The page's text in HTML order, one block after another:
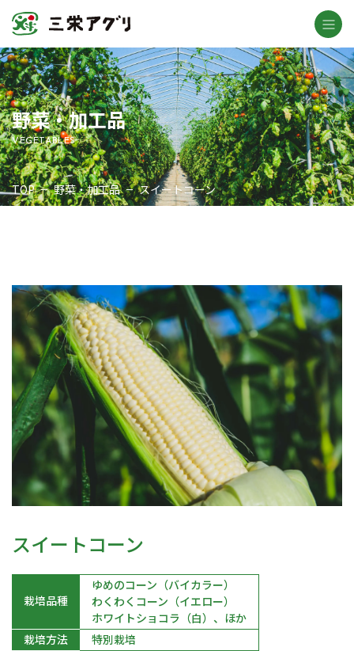
野菜・加工品
VEGETABLES
TOP 野菜・加工品 スイートコーン
スイートコーン
栽培品種
ゆめのコーン（バイカラー）
わくわくコーン（イエロー）
ホワイトショコラ（白）、ほか
栽培方法
特別栽培